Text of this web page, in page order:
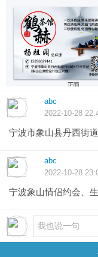
abc
2022-10-28
宁波市象山县丹西街
abc
2022-10-28
宁波象山情侣约会、